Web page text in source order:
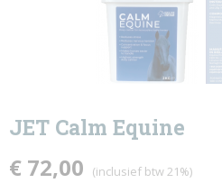
JET Calm Equine
€ 72,00 (inclusief btw 21%)